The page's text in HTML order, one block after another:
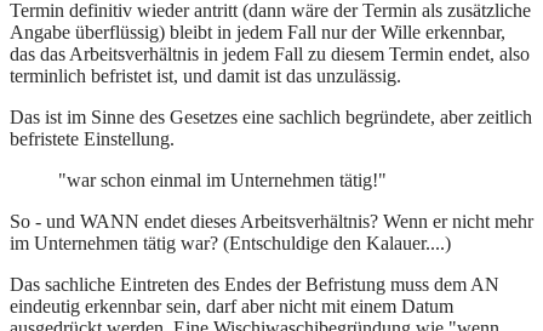
Termin definitiv wieder antritt (dann wäre der Termin als zusätzliche
Angabe überflüssig) bleibt in jedem Fall nur der Wille erkennbar,
das das Arbeitsverhältnis in jedem Fall zu diesem Termin endet, also
terminlich befristet ist, und damit ist das unzulässig.
Das ist im Sinne des Gesetzes eine sachlich begründete, aber zeitlich
befristete Einstellung.
"war schon einmal im Unternehmen tätig!"
So - und WANN endet dieses Arbeitsverhältnis? Wenn er nicht mehr
im Unternehmen tätig war? (Entschuldige den Kalauer....)
Das sachliche Eintreten des Endes der Befristung muss dem AN
eindeutig erkennbar sein, darf aber nicht mit einem Datum